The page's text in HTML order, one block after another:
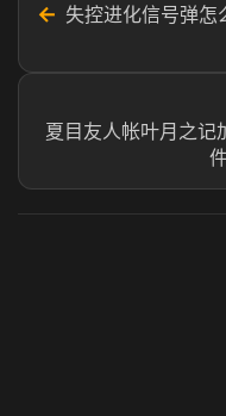
← 失控进化信号弹怎
夏目友人帐叶月之记